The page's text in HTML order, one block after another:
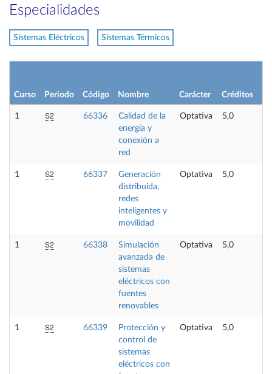
Especialidades
Sistemas Eléctricos Sistemas Térmicos
Curso Periodo Código Nombre Carácter Créditos
1 S2 66336
Calidad de la
energía y
conexión a
red
Optativa 5,0
1 S2 66337
Generación
distribuida,
redes
inteligentes y
movilidad
Optativa 5,0
1 S2 66338
Simulación
avanzada de
sistemas
eléctricos con
fuentes
renovables
Optativa 5,0
1 S2 66339
Protección y
control de
sistemas
eléctricos con
Optativa 5,0